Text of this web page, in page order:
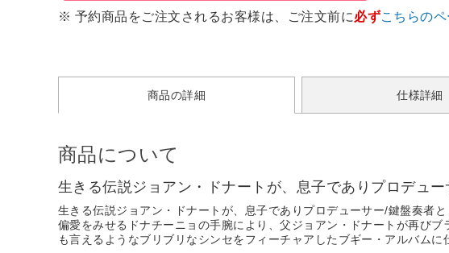
※ 予約商品をご注文されるお客様は、ご注文前に必ずこちらの
商品の詳細 仕様詳細
商品について
生きる伝説ジョアン・ドナートが、息子でありプロデュ
生きる伝説ジョアン・ドナートが、息子でありプロデューサー/鍵盤奏者
偏愛をみせるドナチーニョの手腕により、父ジョアン・ドナートが再び
も言えるようなブリブリなシンセをフィーチャアしたブギー・アルバムに